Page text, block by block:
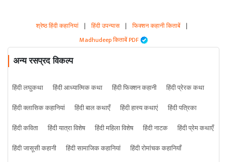
श्रेष्ठ हिंदी कहानियां | हिंदी उपन्यास | फिक्शन कहानी किताबें |
Madhudeep किताबें PDF
अन्य रसप्रद विकल्प
हिंदी लघुकथा हिंदी आध्यात्मिक कथा हिंदी फिक्शन कहानी
हिंदी प्रेरक कथा
हिंदी क्लासिक कहानियां
हिंदी बाल कथाएँ हिंदी हास्य कथाएं
हिंदी पत्रिका
हिंदी कविता
हिंदी यात्रा विशेष हिंदी महिला विशेष हिंदी नाटक
हिंदी प्रेम कथाएँ
हिंदी जासूसी कहानी
हिंदी सामाजिक कहानियां
हिंदी रोमांचक कहानियाँ